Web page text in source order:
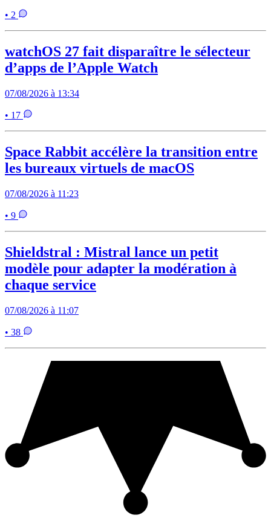
• 2
watchOS 27 fait disparaître le sélecteur
d’apps de l’Apple Watch
07/08/2026 à 13:34
• 17
Space Rabbit accélère la transition entre
les bureaux virtuels de macOS
07/08/2026 à 11:23
• 9
Shieldstral : Mistral lance un petit
modèle pour adapter la modération à
chaque service
07/08/2026 à 11:07
• 38